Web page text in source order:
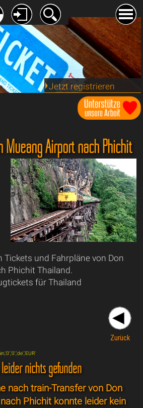
Jetzt registrieren
Mueang Airport nach Phichit
Tickets und Fahrpläne von Don
Phichit Thailand.
für Thailand
Zurück
nichts gefunden
nach train-Transfer von Don
Phichit konnte leider kein